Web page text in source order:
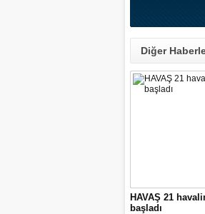
Diğer
HAVAŞ 21
başladı